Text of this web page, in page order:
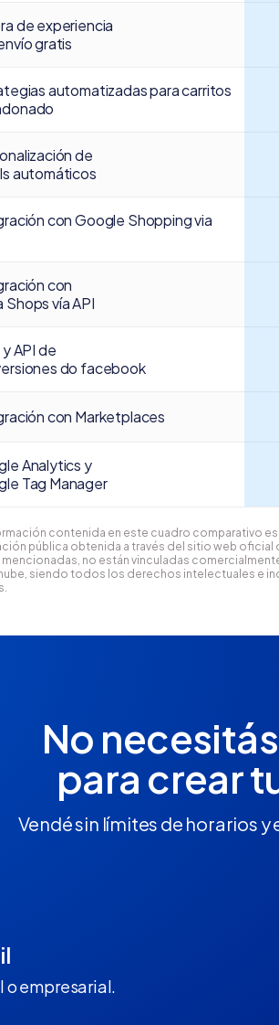
de experiencia
gratis
automatizadas para carritos
de
automáticos
con Google Shopping via
con
Shops vía API
API de
do facebook
con Marketplaces
Analytics y
Tag Manager
contenida en este cuadro comparativo
pública obtenida a través del sitio web oficial
mencionadas, no están vinculadas
siendo todos los derechos intelectuales e
No
para crear
Vendé sin límites de horarios
o empresarial.